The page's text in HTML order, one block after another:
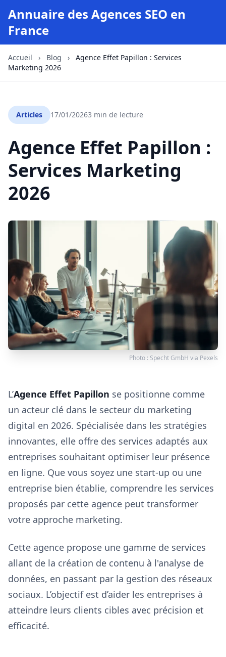
Annuaire des Agences SEO en
France
Accueil › Blog ›
Agence Effet Papillon : Services
Marketing 2026
Articles 17/01/20263 min de lecture
Agence Effet Papillon :
Services Marketing
2026
Photo :Specht GmbH via Pexels
L’Agence Effet Papillon se positionne comme
un acteur clé dans le secteur du marketing
digital en 2026. Spécialisée dans les stratégies
innovantes, elle offre des services adaptés aux
entreprises souhaitant optimiser leur présence
en ligne. Que vous soyez une start-up ou une
entreprise bien établie, comprendre les services
proposés par cette agence peut transformer
votre approche marketing.
Cette agence propose une gamme de services
allant de la création de contenu à l'analyse de
données, en passant par la gestion des réseaux
sociaux. L’objectif est d’aider les entreprises à
atteindre leurs clients cibles avec précision et
efficacité.